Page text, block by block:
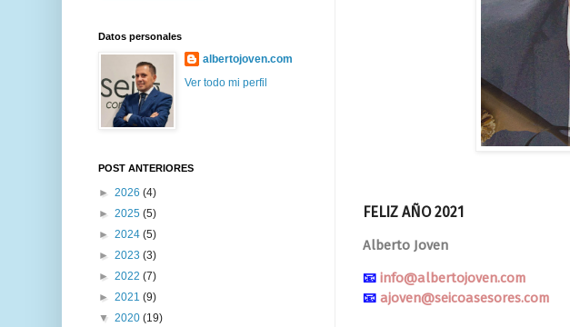
FELIZ AÑO 2021
Alberto Joven
📧 info@albertojoven.com
📧 ajoven@seicoasesores.com
Datos personales
albertojoven.com
Ver todo mi perfil
POST ANTERIORES
► 2026 (4)
► 2025 (5)
► 2024 (5)
► 2023 (3)
► 2022 (7)
► 2021 (9)
▼ 2020 (19)